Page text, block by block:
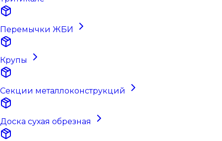
Перемычки ЖБИ
Крупы
Секции металлоконструкций
Доска сухая обрезная